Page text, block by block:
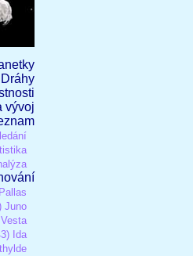
Dráhy
vývoj
Juno
Ida